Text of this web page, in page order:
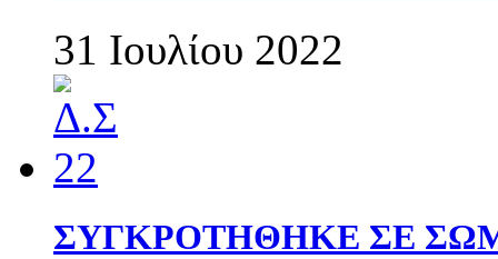
31 Ιουλίου 2022
ΣΥΓΚΡΟΤΗΘΗΚΕ ΣΕ